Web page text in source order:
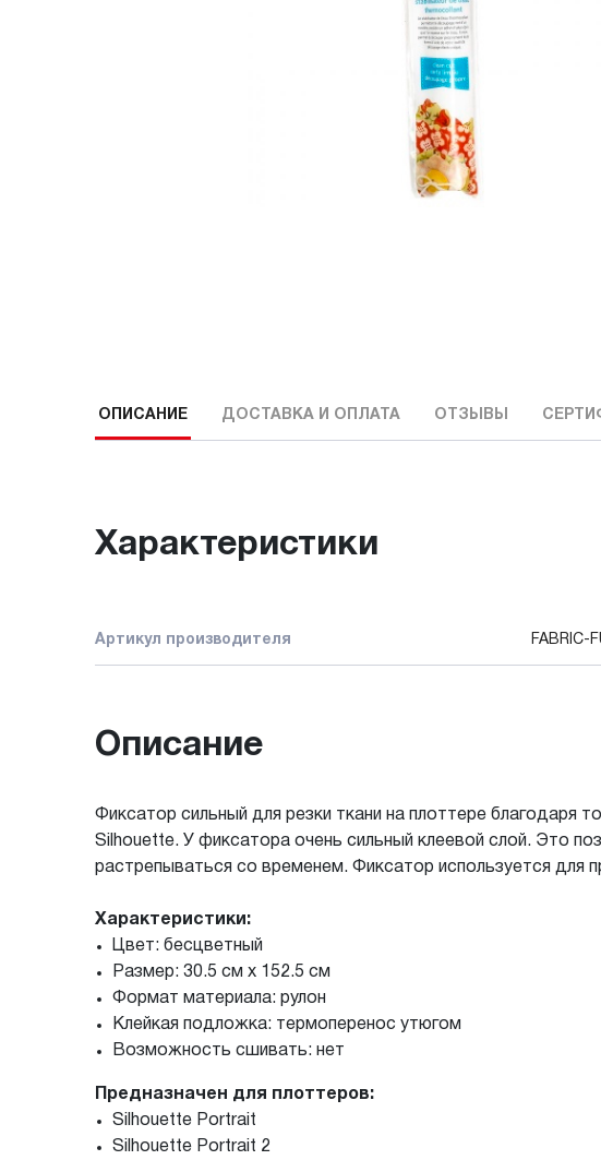
ОПИСАНИЕ ДОСТАВКА И ОПЛАТА ОТЗЫВЫ
Характеристики
Артикул производителя FABRIC-
Описание
Фиксатор сильный для резки ткани на плоттере благодаря
Silhouette. У фиксатора очень сильный клеевой слой. Это
растрепываться со временем. Фиксатор используется для
Характеристики:
Цвет: бесцветный
Размер: 30.5 см х 152.5 см
Формат материала: рулон
Клейкая подложка: термоперенос утюгом
Возможность сшивать: нет
Предназначен для плоттеров:
Silhouette Portrait
Silhouette Portrait 2